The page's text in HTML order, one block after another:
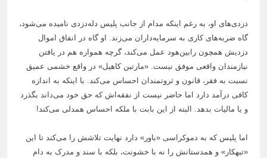
دزدی‌های او، به رغم اینکه مدام از جانب پلیس دله‌دزدی نامیده می‌شود،
گاه ضربه‌های کاری به سرمایه‌داران می‌زند. او گاه در انفاق اموال
دزدیش همچون رابین‌هود عمل می‌کند، گرچه همواره هم در یافتن
نیازمندان واقعی موفق نیست. «مارتین کاهیل» در واقع خشمی عمیق
نسبت به فقر، قانون و ثروتمندان احساس می‌کند. با اینکه به اندازه
کافی درآمد دارد اما حاضر نیست از نفقه‌اش که حق خود می‌داند بگذرد
و یا مالیات بدهد. البته از این بابت با ملکه احساس همدلی می‌کند!
اما پلیس که به دموکراسی «باور» دارد نهایت تلاشش را می‌کند تا این
«تبهکار» و همدستانش را نه با خشونت، بلکه با سند و مدرک به دام